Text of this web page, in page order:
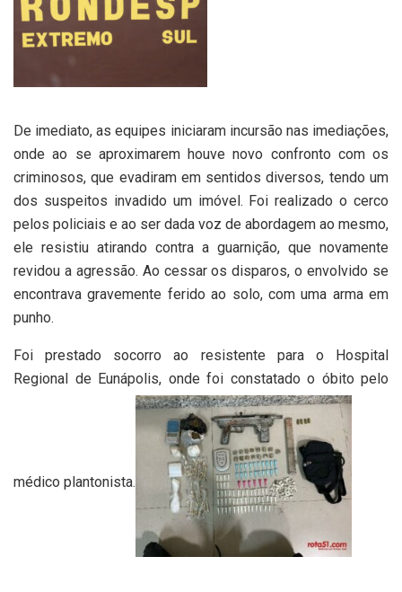
De imediato, as equipes iniciaram incursão nas imediações,
onde ao se aproximarem houve novo confronto com os
criminosos, que evadiram em sentidos diversos, tendo um
dos suspeitos invadido um imóvel. Foi realizado o cerco
pelos policiais e ao ser dada voz de abordagem ao mesmo,
ele resistiu atirando contra a guarnição, que novamente
revidou a agressão. Ao cessar os disparos, o envolvido se
encontrava gravemente ferido ao solo, com uma arma em
punho.
Foi prestado socorro ao resistente para o Hospital
Regional de Eunápolis, onde foi constatado o óbito pelo
médico plantonista.